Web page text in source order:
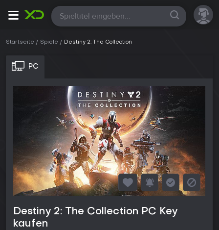
Alle
Startseite Spiele Destiny 2: The Collection
PC
Destiny 2: The Collection PC Key
kaufen